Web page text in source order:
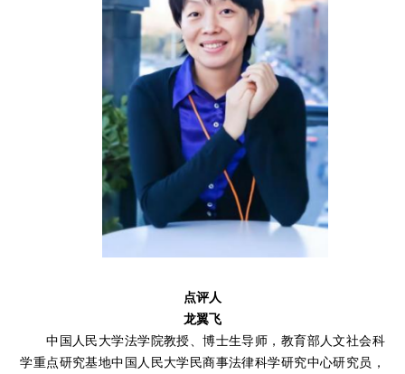
点评人
龙翼飞
中国人民大学法学院教授、博士生导师，教育部人文社会科
学重点研究基地中国人民大学民商事法律科学研究中心研究员，